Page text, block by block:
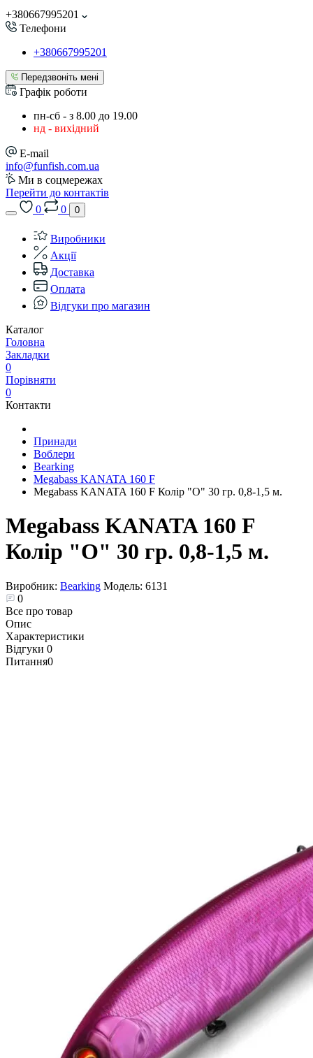
+380667995201
Телефони
+380667995201
Передзвоніть мені
Графік роботи
пн-сб - з 8.00 до 19.00
нд - вихідний
E-mail
info@funfish.com.ua
Ми в соцмережах
Перейти до контактів
0
0 0
Виробники
Акції
Доставка
Оплата
Відгуки про магазин
Каталог
Головна
Закладки
0
Порівняти
0
Контакти
Принади
Воблери
Bearking
Megabass KANATA 160 F
Megabass KANATA 160 F Колір "O" 30 гр. 0,8-1,5 м.
Megabass KANATA 160 F
Колір "O" 30 гр. 0,8-1,5 м.
Виробник: Bearking Модель: 6131
0
Все про товар
Опис
Характеристики
Відгуки 0
Питання0